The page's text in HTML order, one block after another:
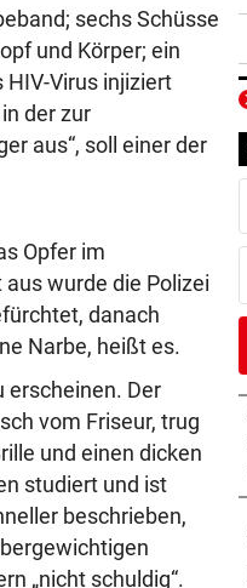
sechs Schüsse
und Körper; ein
Virus injiziert
der zur
aus“, soll einer der
Opfer im
wurde die Polizei
danach
Narbe, heißt es.
erscheinen. Der
vom Friseur, trug
und einen dicken
studiert und ist
beschrieben,
„nicht schuldig“.